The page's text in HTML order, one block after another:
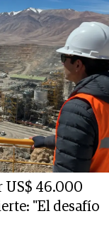
US$ 46.000
"El desafío